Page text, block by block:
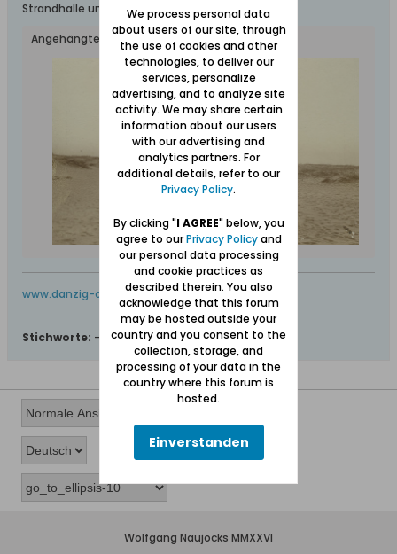
Strandhalle und Dünen in Bohnsack in 1921.
Angehängte Dateien
www.danzig-online.pl
Stichworte: -
Wolfgang Naujocks MMXXVI
We process personal data
about users of our site, through
the use of cookies and other
technologies, to deliver our
services, personalize
advertising, and to analyze site
activity. We may share certain
information about our users
with our advertising and
analytics partners. For
additional details, refer to our
Privacy Policy.
By clicking "I AGREE" below, you
agree to ourPrivacy Policyand
our personal data processing
and cookie practices as
described therein. You also
acknowledge that this forum
may be hosted outside your
country and you consent to the
collection, storage, and
processing of your data in the
country where this forum is
hosted.
Einverstanden